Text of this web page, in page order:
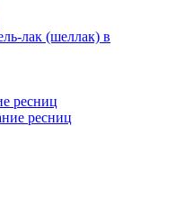
для лечения вросшего
ногтя
ортезов
у подолога
мозоля
лак (шеллак) в
ресниц
ресниц